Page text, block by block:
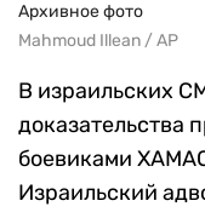
Архивное фото
Mahmoud Illean / AP
В израильских
доказательства
боевиками
Израильский